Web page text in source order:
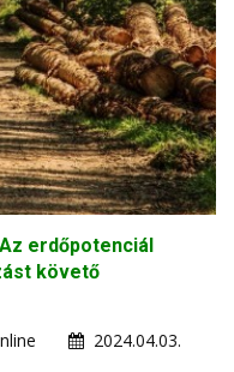
erdőpotenciál
követő
2024.04.03.